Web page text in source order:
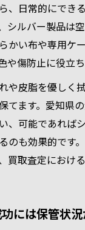
、日常的にでき
シルバー製品は
かい布や専用ケ
や傷防止に役立ち
や皮脂を優しく
てます。愛知県
、可能であれば
のも効果的です
買取査定におけ
には保管状